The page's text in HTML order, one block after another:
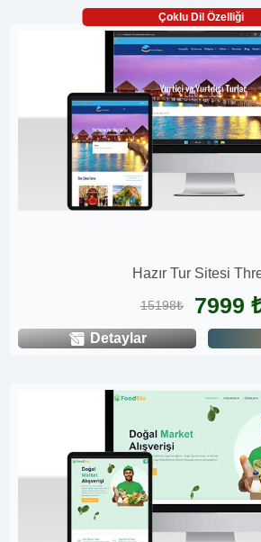
Çoklu Dil Özelliği
Hazır Tur Sitesi
15198₺ 7999
Detaylar